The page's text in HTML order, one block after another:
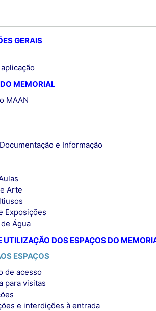
GERAIS
MEMORIAL
MAAN
e Informação
Arte
Exposições
Água
UTILIZAÇÃO DOS ESPAÇOS DO
ESPAÇOS
de acesso
para visitas
e interdições à entrada